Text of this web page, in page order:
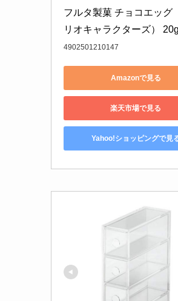
フルタ製菓 チョコエッグ
リオキャラクターズ）
4902501210147
Amazonで見る
楽天市場で見る
Yahoo!ショッピングで見